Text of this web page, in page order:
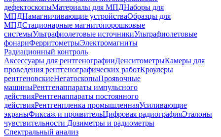
дефектоскопыМатериалы для МПДНаборы для
МПДНамагничивающие устройстваОбразцы для
МПДСтационарные магнитопорошковые
системыУльтрафиолетовые источникиУльтрафиолетовые
фонариФерритометрыЭлектромагниты
Радиационный контроль
Аксессуары для рентгенографииДенситометрыКамеры для
проведения рентгенографических работКроулеры
рентгеновскиеНегатоскопыПроявочные
машиныРентгенаппараты импульсного
действияРентгенаппараты постоянного
действияРентгенпленка промышленнаяУсиливающие
экраныФиксаж и проявительЦифровая радиографияЭталоны
чувствительности Дозиметры и радиометры
Спектральный анализ